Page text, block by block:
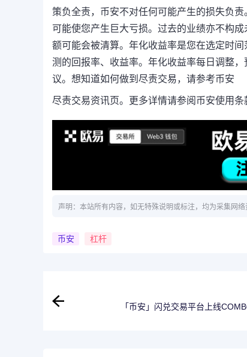
策负全责，币安不对任何可能产生的损失负
可能使您产生巨大亏损。过去的业绩亦不构
额可能会被清算。年化收益率是您在选定时
测的回报率、收益率。年化收益率每日调整
议。想知道如何做到尽责交易，请参考币安
尽责交易资讯页。更多详情请参阅 币安使用条
声明：本站所有内容，如无特殊说明或标注，均为采集网络
币安 杠杆
「币安」闪兑交易平台上线